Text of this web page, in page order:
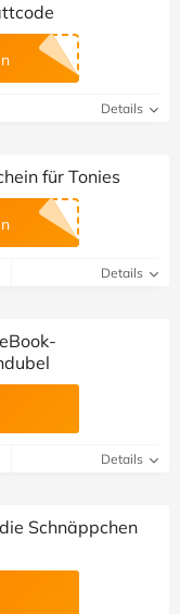
Details
für Tonies
Details
Details
Schnäppchen